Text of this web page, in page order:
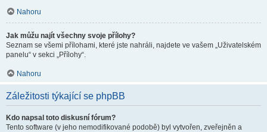
Nahoru
Jak můžu najít všechny svoje přílohy?
Seznam se všemi přílohami, které jste nahráli, najdete ve vašem „Uživatelském
panelu“ v sekci „Přílohy“.
Nahoru
Záležitosti týkající se phpBB
Kdo napsal toto diskusní fórum?
Tento software (v jeho nemodifikované podobě) byl vytvořen, zveřejněn a